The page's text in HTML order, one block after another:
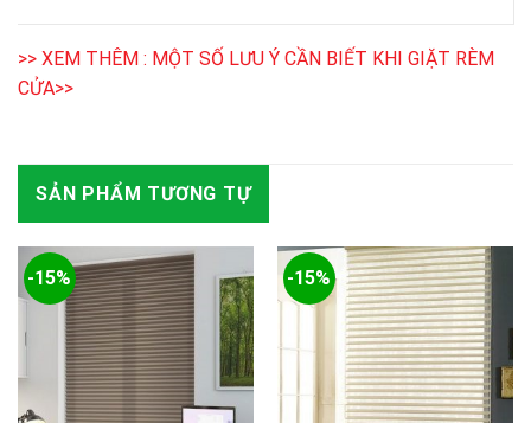
>> XEM THÊM : MỘT SỐ LƯU Ý CẦN BIẾT KHI GIẶT RÈM
CỬA>>
SẢN PHẨM TƯƠNG TỰ
-15% -15%